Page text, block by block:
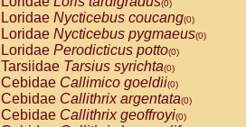
(0)
Loridae Nycticebus coucang(0)
Loridae Nycticebus pygmaeus(0)
Loridae Perodicticus potto(0)
Tarsiidae Tarsius syrichta(0)
Cebidae Callimico goeldii(0)
Cebidae Callithrix argentata(0)
Cebidae Callithrix geoffroyi(0)